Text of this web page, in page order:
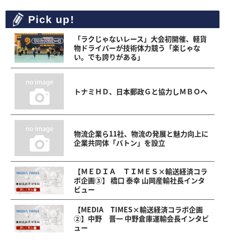
Pick up!
「ラクじゃないレース」大会初開催、軽貨
物ドライバーが技術体力競う「楽じゃな
い。でも誇りがある」
トナミＨＤ、日本郵政Ｇと協力しＭＢＯへ
物流企業ら11社、物流の発展と魅力向上に
企業共同体「バトン」を設立
【ＭＥＤＩＡ ＴＩＭＥＳ×輸送経済コラ
ボ企画③】 橋口 泰幸 山岡産輸社長インタ
ビュー
【MEDIA TIMES×輸送経済コラボ企画
②】中野 晋一 中野倉庫運輸会長インタビ
ュー